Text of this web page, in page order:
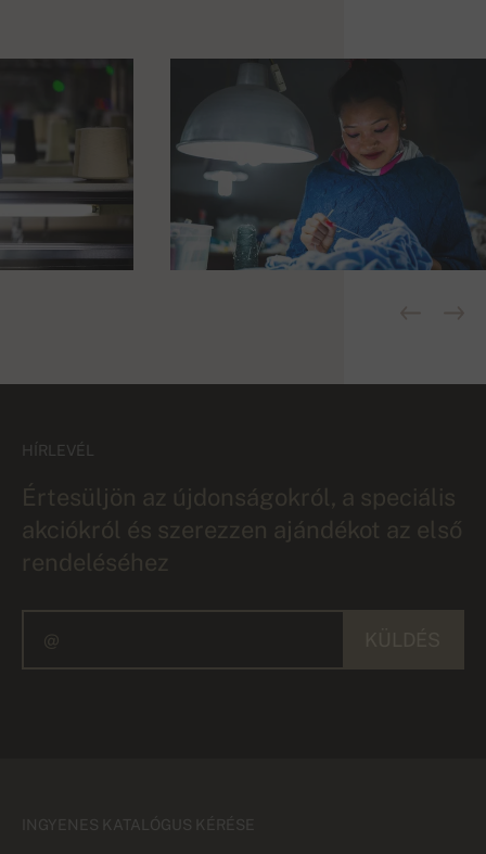
HÍRLEVÉL
Értesüljön az újdonságokról, a speciális
akciókról és szerezzen ajándékot az első
rendeléséhez
INGYENES KATALÓGUS KÉRÉSE